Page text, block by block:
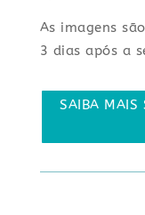
As imagens
3 dias após a
SAIBA MAIS